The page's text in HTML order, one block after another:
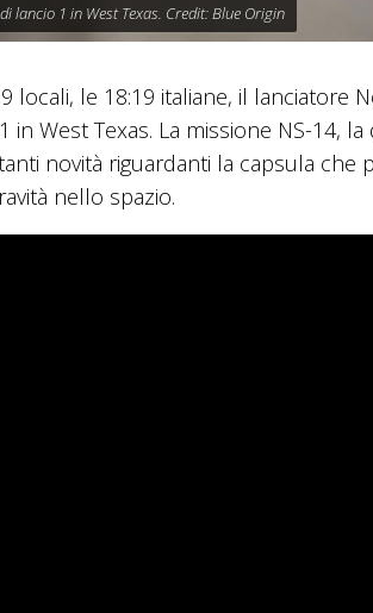
lancio 1 in West Texas. Credit: Blue Origin
locali, le 18:19 italiane, il lanciatore
West Texas. La missione NS-14,
novità riguardanti la capsula che
nello spazio.